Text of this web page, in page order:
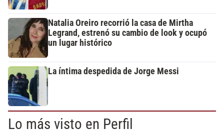
Natalia Oreiro recorrió la casa de Mirtha
Legrand, estrenó su cambio de look y ocupó
un lugar histórico
La íntima despedida de Jorge Messi
Lo más visto en Perfil